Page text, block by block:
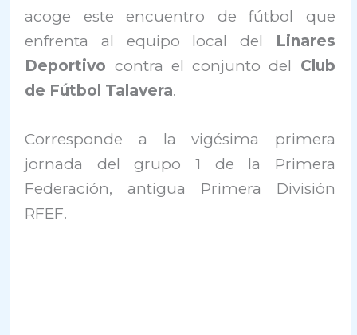
acoge este encuentro de fútbol que
enfrenta al equipo local del Linares
Deportivo contra el conjunto del Club
de Fútbol Talavera.
Corresponde a la vigésima primera
jornada del grupo 1 de la Primera
Federación, antigua Primera División
RFEF.